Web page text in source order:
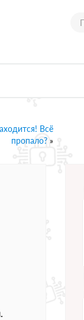
Всё
пропало? »